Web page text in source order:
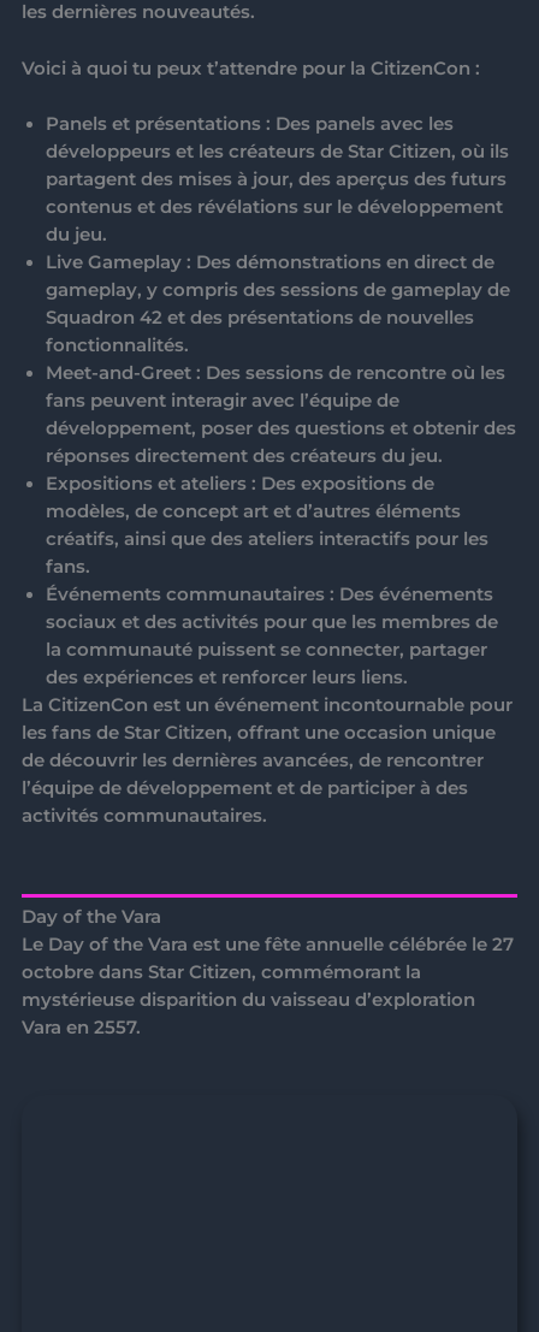
les dernières nouveautés.
Voici à quoi tu peux t’attendre pour la CitizenCon :
Panels et présentations: Des panels avec les
développeurs et les créateurs de Star Citizen, où ils
partagent des mises à jour, des aperçus des futurs
contenus et des révélations sur le développement
du jeu.
Live Gameplay: Des démonstrations en direct de
gameplay, y compris des sessions de gameplay de
Squadron 42 et des présentations de nouvelles
fonctionnalités.
Meet-and-Greet: Des sessions de rencontre où les
fans peuvent interagir avec l’équipe de
développement, poser des questions et obtenir des
réponses directement des créateurs du jeu.
Expositions et ateliers: Des expositions de
modèles, de concept art et d’autres éléments
créatifs, ainsi que des ateliers interactifs pour les
fans.
Événements communautaires: Des événements
sociaux et des activités pour que les membres de
la communauté puissent se connecter, partager
des expériences et renforcer leurs liens.
La CitizenCon est un événement incontournable pour
les fans de Star Citizen, offrant une occasion unique
de découvrir les dernières avancées, de rencontrer
l’équipe de développement et de participer à des
activités communautaires.
Day of the Vara
Le Day of the Vara est une fête annuelle célébrée le 27
octobredans Star Citizen, commémorant la
mystérieuse disparition du vaisseau d’exploration
Vara en 2557.